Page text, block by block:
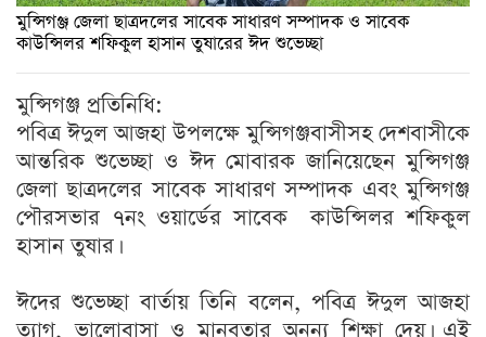
মুন্সিগঞ্জ জেলা ছাত্রদলের সাবেক সাধারণ সম্পাদক ও সাবেক
কাউন্সিলর শফিকুল হাসান তুষারের ঈদ শুভেচ্ছা
মুন্সিগঞ্জ প্রতিনিধি:
পবিত্র ঈদুল আজহা উপলক্ষে মুন্সিগঞ্জবাসীসহ দেশবাসীকে
আন্তরিক শুভেচ্ছা ও ঈদ মোবারক জানিয়েছেন মুন্সিগঞ্জ
জেলা ছাত্রদলের সাবেক সাধারণ সম্পাদক এবং মুন্সিগঞ্জ
পৌরসভার ৭নং ওয়ার্ডের সাবেক কাউন্সিলর শফিকুল
হাসান তুষার।
ঈদের শুভেচ্ছা বার্তায় তিনি বলেন, পবিত্র ঈদুল আজহা
ত্যাগ, ভালোবাসা ও মানবতার অনন্য শিক্ষা দেয়। এই